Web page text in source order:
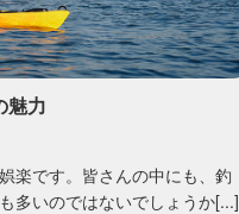
魅力
楽です。皆さんの中にも、釣
多いのではないでしょうか[...]